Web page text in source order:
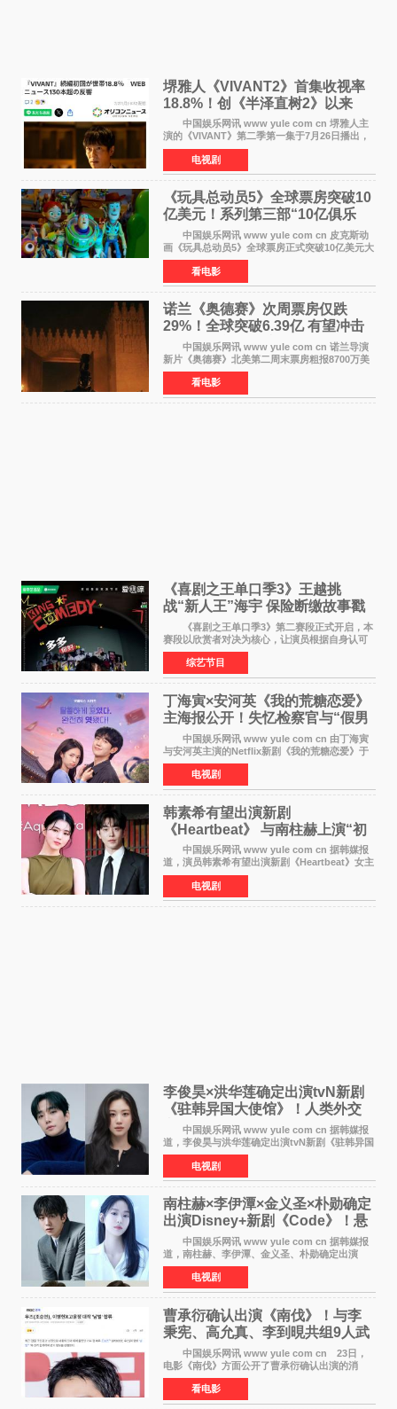
堺雅人《VIVANT2》首集收视率
18.8%！创《半泽直树2》以来
TBS周日剧场最高开局
中国娱乐网讯 www yule com cn 堺雅人主
演的《VIVANT》第二季第一集于7月26日播出，
首集收视率高达18 8%，成为自2020年《半泽直
树2》首集22%以来，TBS周日剧场最高开播收视
纪录。 考虑到
电视剧
《玩具总动员5》全球票房突破10
亿美元！系列第三部“10亿俱乐
部”达成
中国娱乐网讯 www yule com cn 皮克斯动
画《玩具总动员5》全球票房正式突破10亿美元大
关。截至上周末，该片全球累计票房已达10 22亿
美元，其中北美市场贡献4 48亿美元，中国内地
票房达2 82
看电影
诺兰《奥德赛》次周票房仅跌
29%！全球突破6.39亿 有望冲击
13亿成诺兰最卖座电影
中国娱乐网讯 www yule com cn 诺兰导演
新片《奥德赛》北美第二周末票房粗报8700万美
元（周五至周日：2600万&rarr;3460万
&rarr;2640万），较首周1 24亿美元仅下跌29
6%，走势极为强劲，远超
看电影
《喜剧之王单口季3》王越挑
战“新人王”海宇 保险断缴故事戳
中生活痛点
《喜剧之王单口季3》第二赛段正式开启，本
赛段以欣赏者对决为核心，让演员根据自身认可
选择对手，在作品碰撞中完成一次喜剧创作者之
间的交流。这里有实力相当的正面对抗，也有老
朋友、老对手之
综艺节目
丁海寅×安河英《我的荒糖恋爱》
主海报公开！失忆检察官与“假男
友”同居罗曼史来
中国娱乐网讯 www yule com cn 由丁海寅
与安河英主演的Netflix新剧《我的荒糖恋爱》于
近日公开主海报，正式进入开播倒计时。 海
报中，两人并肩站在充满怀旧气息的九津麦芽村
街道上，丁
电视剧
韩素希有望出演新剧
《Heartbeat》 与南柱赫上演“初
恋归来”奇幻罗曼史
中国娱乐网讯 www yule com cn 据韩媒报
道，演员韩素希有望出演新剧《Heartbeat》女主
角，与南柱赫合作，引发高度关注。 韩素希
在剧中饰演能够看到过去的女人洪莎朗一角，因
初恋的意外
电视剧
李俊昊×洪华莲确定出演tvN新剧
《驻韩异国大使馆》！人类外交
官与“龙”大使的奇幻
中国娱乐网讯 www yule com cn 据韩媒报
道，李俊昊与洪华莲确定出演tvN新剧《驻韩异国
大使馆》，分别担任男女主角，引发期待。
该剧讲述了一位因管理驻韩异国大使馆（负责管
理居住在大韩
电视剧
南柱赫×李伊潭×金义圣×朴勋确定
出演Disney+新剧《Code》！悬
疑犯罪惊悚明年上线
中国娱乐网讯 www yule com cn 据韩媒报
道，南柱赫、李伊潭、金义圣、朴勋确定出演
Disney+新剧《Code》，该剧预计将于明年播
出，引发高度关注。 本剧改编自同名人气台
剧，讲述了一位往来
电视剧
曹承衍确认出演《南伐》！与李
秉宪、高允真、李到晛共组9人武
士团
中国娱乐网讯 www yule com cn 23日，
电影《南伐》方面公开了曹承衍确认出演的消
息。通过歌手活动展现出独特色彩的曹承衍将在
片中饰演拥有出色弓箭技术的弓箭手，他将在这
一历史动作大片中展
看电影